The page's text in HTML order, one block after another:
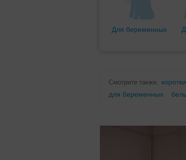
Для беременных
Смотрите также:
для беременных